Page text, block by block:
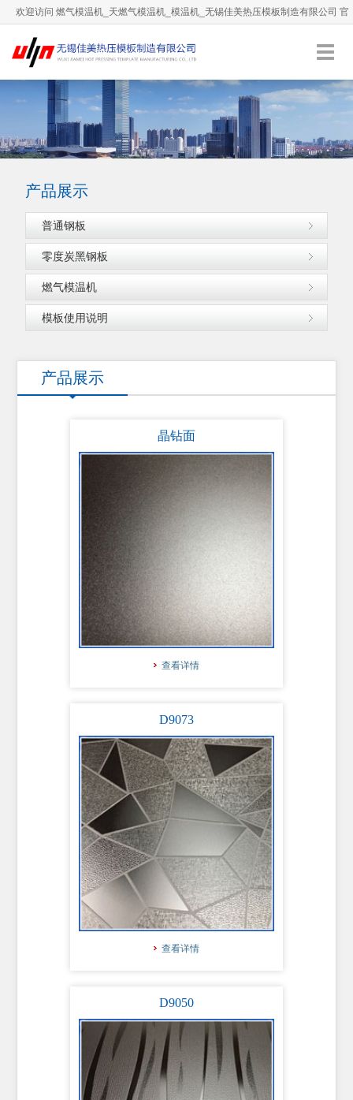
欢迎访问 燃气模温机_天燃气模温机_模温机_无锡佳美热压模板制造有限公司 官
方网站！
服务热线：0510-66892036 加入收藏
产品展示
普通钢板
零度炭黑钢板
燃气模温机
模板使用说明
产品展示
晶钻面
查看详情
D9073
查看详情
D9050